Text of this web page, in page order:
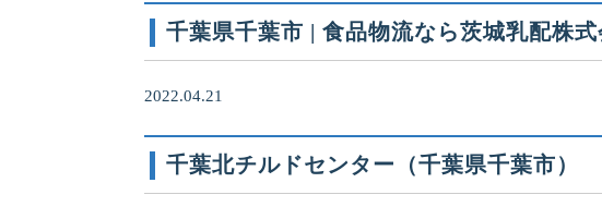
千葉県千葉市 | 食品物流なら茨城乳配株
2022.04.21
千葉北チルドセンター（千葉県千葉市）